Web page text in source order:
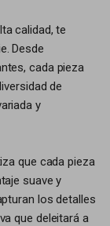
calidad, te
Desde
cada pieza
de
y
que cada pieza
suave y
los detalles
que deleitará a